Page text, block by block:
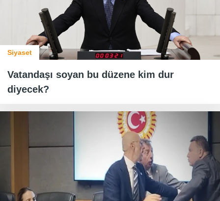
Siyaset
Vatandaşı soyan bu düzene kim dur
diyecek?